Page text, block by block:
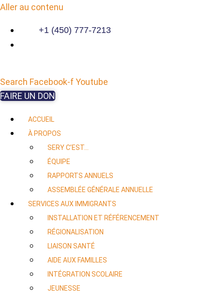
Aller au contenu
+1 (450) 777-7213
Search Facebook-fYoutube
FAIRE UN DON
ACCUEIL
À PROPOS
SERY C’EST…
ÉQUIPE
RAPPORTS ANNUELS
ASSEMBLÉE GÉNÉRALE ANNUELLE
SERVICES AUX IMMIGRANTS
INSTALLATION ET RÉFÉRENCEMENT
RÉGIONALISATION
LIAISON SANTÉ
AIDE AUX FAMILLES
INTÉGRATION SCOLAIRE
JEUNESSE